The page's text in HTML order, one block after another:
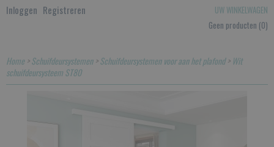
Inloggen Registreren
UW WINKELWAGEN
Geen producten (0)
Home>Schuifdeursystemen>Schuifdeursystemen voor aan het plafond> Wit
schuifdeursysteem ST80